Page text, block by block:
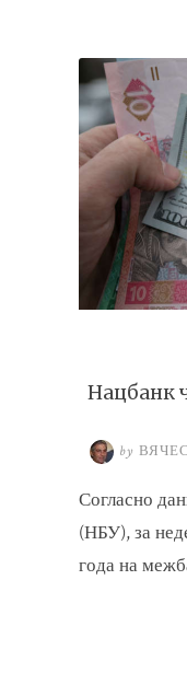
Нацбанк
by
Согласно
(НБУ), за
года на